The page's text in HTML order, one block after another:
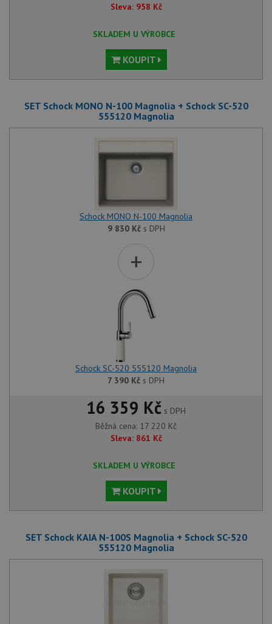
Sleva: 958 Kč
SKLADEM U VÝROBCE
KOUPIT
SET Schock MONO N-100 Magnolia + Schock SC-520
555120 Magnolia
Schock MONO N-100 Magnolia
9 830 Kčs DPH
+
Schock SC-520 555120 Magnolia
7 390 Kč s DPH
16 359 Kč s DPH
Běžná cena: 17 220 Kč
Sleva: 861 Kč
SKLADEM U VÝROBCE
KOUPIT
SET Schock KAIA N-100S Magnolia + Schock SC-520
555120 Magnolia